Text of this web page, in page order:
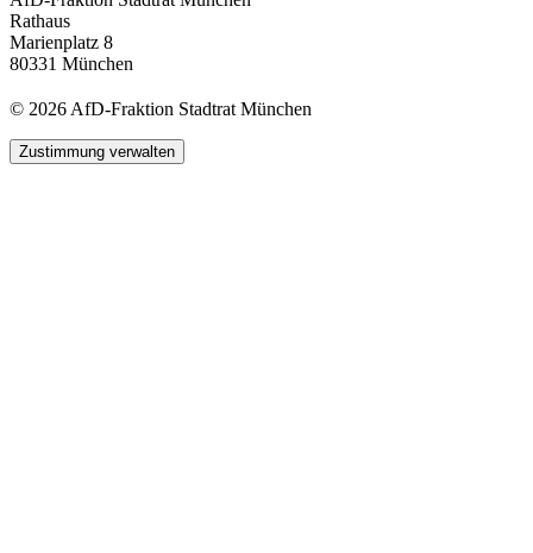
Rathaus
Marienplatz 8
80331 München
© 2026 AfD-Fraktion Stadtrat München
Zustimmung verwalten